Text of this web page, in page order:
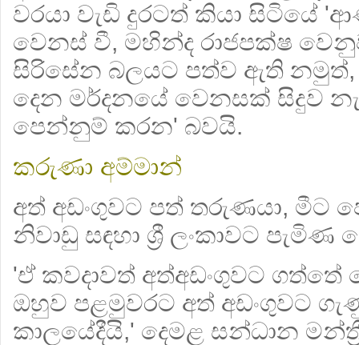
වරයා වැඩි දුරටත් කියා සිටියේ
වෙනස් වී, මහින්ද රාජපක්ෂ
සිරිසේන බලයට පත්ව ඇති
දෙන මර්දනයේ වෙනසක් සිදුව
පෙන්නුම් කරන' බවයි.
කරුණා අම්මාන්
අත් අඩංගුවට පත් තරුණයා, මීට
නිවාඩු සඳහා ශ්‍රී ලංකාවට
'ඒ කවදාවත් අත්අඩංගුවට
ඔහුව පළමුවරට අත් අඩංගුවට
කාලයේදීයි,' දෙමළ සන්ධාන